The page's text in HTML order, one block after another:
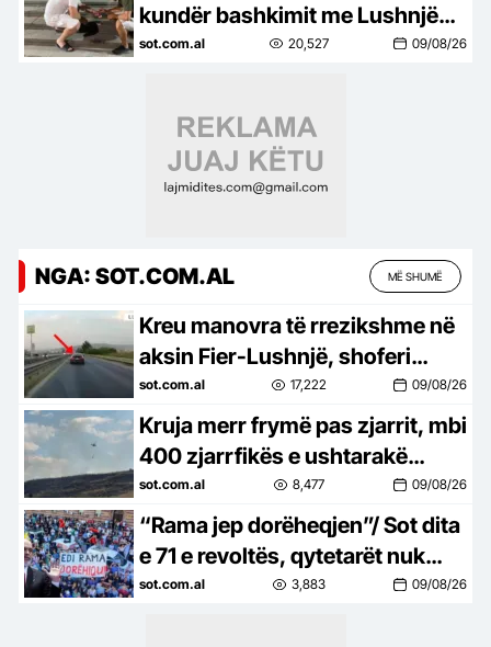
kundër bashkimit me Lushnjën,
djegin teserat e PS: Mos na
sot.com.al 20,527 09/08/26
NGA: SOT.COM.AL MË SHUMË
Kreu manovra të rrezikshme në
aksin Fier-Lushnjë, shoferi
gjobitet me 60 mijë lekë pas
videos së publikuar në rrjet
sot.com.al 17,222 09/08/26
Kruja merr frymë pas zjarrit, mbi
400 zjarrfikës e ushtarakë
mbrojtën qytetin, banorët
kthehen në shtëpi
sot.com.al 8,477 09/08/26
“Rama jep dorëheqjen”/ Sot dita
e 71 e revoltës, qytetarët nuk
heqin dorë, kërkojnë ndryshim
sot.com.al 3,883 09/08/26